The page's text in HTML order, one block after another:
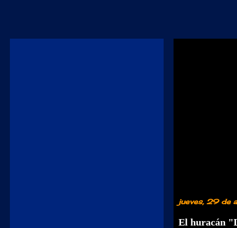
jueves, 29 de
El huracán